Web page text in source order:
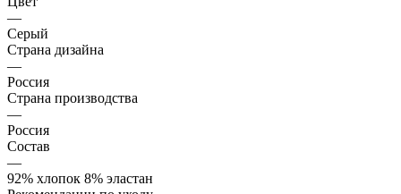
—
Серый
Страна дизайна
—
Россия
Страна производства
—
Россия
Состав
—
92% хлопок 8% эластан